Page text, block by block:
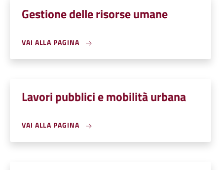
Gestione delle risorse umane
VAI ALLA PAGINA
Lavori pubblici e mobilità urbana
VAI ALLA PAGINA